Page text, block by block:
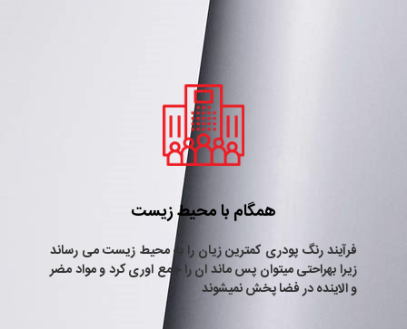
همگام با محیط زیست
فرآیند رنگ پودری کمترین زیان را به محیط زیست می رساند
زیرا بهراحتی میتوان پس ماند ان را جمع اوری کرد و مواد مضر
و الاینده در فضا پخش نمیشوند